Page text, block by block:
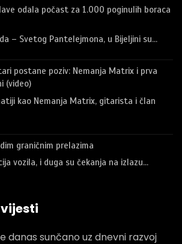
odala počast za 1.000 poginulih boraca
– Svetog Pantelejmona, u Bijeljini su…
postane poziv: Nemanja Matrix i prva
(video)
kao Nemanja Matrix, gitarista i član
graničnim prelazima
vozila, i duga su čekanja na izlazu…
danas sunčano uz dnevni razvoj